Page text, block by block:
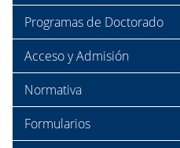
Programas de Doctorado
Acceso y Admisión
Normativa
Formularios